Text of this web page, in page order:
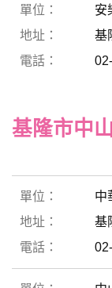
安
基
基隆市中
中
基